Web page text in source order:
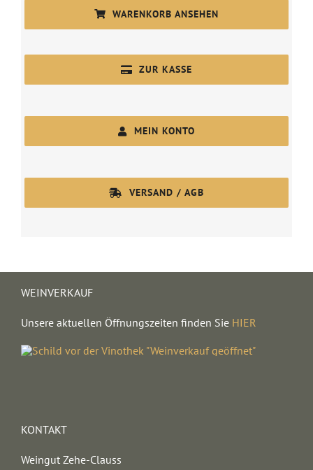
WARENKORB ANSEHEN
ZUR KASSE
MEIN KONTO
VERSAND / AGB
WEINVERKAUF
Unsere aktuellen Öffnungszeiten finden Sie HIER
KONTAKT
Weingut Zehe-Clauss